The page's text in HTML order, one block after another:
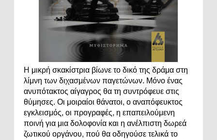
Η μικρή σκακίστρια βίωνε το δικό της δράμα στη
λίμνη των διχασμένων παγετώνων. Μόνο ένας
ανυπότακτος αίγαγρος θα τη συντρόφευε στις
θύμησες. Οι μοιραίοι θάνατοι, ο αναπόφευκτος
εγκλεισμός, οι προγραφές, η επαπειλούμενη
ποινή για μια δολοφονία και η ανέλπιστη δωρεά
ζωτικού οργάνου, πού θα οδηγούσε τελικά το